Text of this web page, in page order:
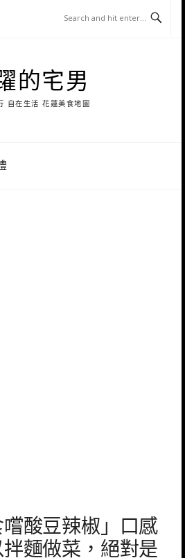
的宅男
自在生活 花蓮美食地圖
酸豆辣椒」口感
麵做菜，絕對是